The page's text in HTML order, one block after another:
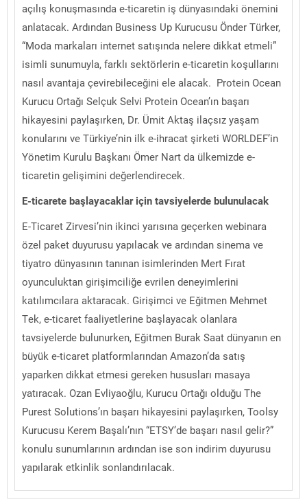
açılış konuşmasında e-ticaretin iş dünyasındaki önemini
anlatacak. Ardından Business Up Kurucusu Önder Türker,
“Moda markaları internet satışında nelere dikkat etmeli”
isimli sunumuyla, farklı sektörlerin e-ticaretin koşullarını
nasıl avantaja çevirebileceğini ele alacak. Protein Ocean
Kurucu Ortağı Selçuk Selvi Protein Ocean’ın başarı
hikayesini paylaşırken, Dr. Ümit Aktaş ilaçsız yaşam
konularını ve Türkiye’nin ilk e-ihracat şirketi WORLDEF’in
Yönetim Kurulu Başkanı Ömer Nart da ülkemizde e-
ticaretin gelişimini değerlendirecek.
E-ticarete başlayacaklar için tavsiyelerde bulunulacak
E-Ticaret Zirvesi’nin ikinci yarısına geçerken webinara
özel paket duyurusu yapılacak ve ardından sinema ve
tiyatro dünyasının tanınan isimlerinden Mert Fırat
oyunculuktan girişimciliğe evrilen deneyimlerini
katılımcılara aktaracak. Girişimci ve Eğitmen Mehmet
Tek, e-ticaret faaliyetlerine başlayacak olanlara
tavsiyelerde bulunurken, Eğitmen Burak Saat dünyanın en
büyük e-ticaret platformlarından Amazon’da satış
yaparken dikkat etmesi gereken hususları masaya
yatıracak. Ozan Evliyaoğlu, Kurucu Ortağı olduğu The
Purest Solutions’ın başarı hikayesini paylaşırken, Toolsy
Kurucusu Kerem Başalı’nın “ETSY’de başarı nasıl gelir?”
konulu sunumlarının ardından ise son indirim duyurusu
yapılarak etkinlik sonlandırılacak.